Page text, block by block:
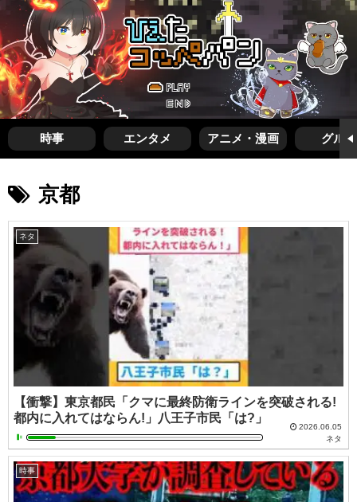
時事 エンタメ アニメ・漫画 グルメ
京都
ネタ
【衝撃】東京都民「クマに最終防衛ラインを突破される!
都内に入れてはならん!」八王子市民「は?」
2026.06.05
ネタ
時事